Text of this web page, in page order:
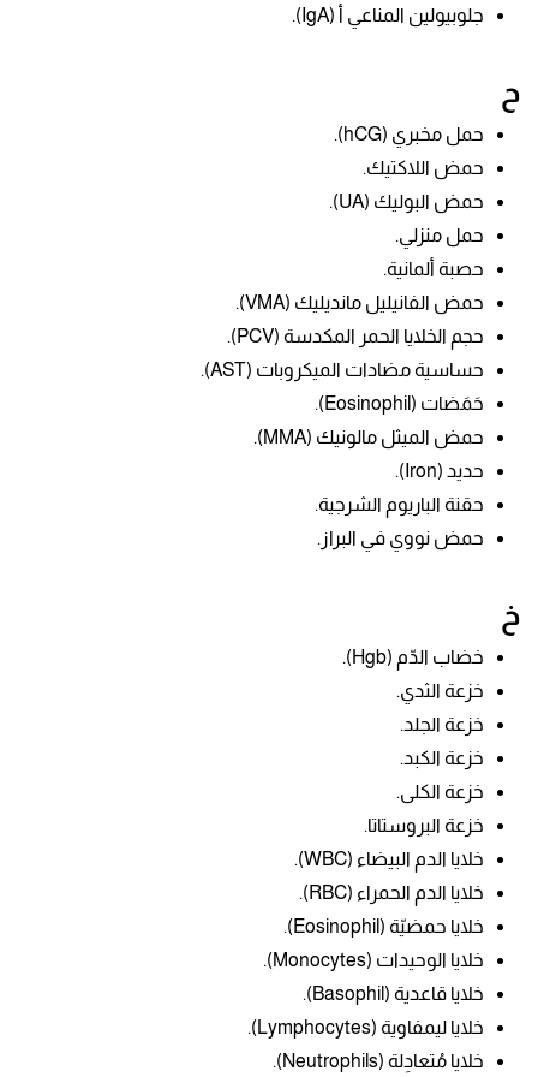
جلوبيولين المناعي أ (IgA).
ح
حمل مخبري (hCG).
حمض اللاكتيك.
حمض البوليك (UA).
حمل منزلي.
حصبة ألمانية.
حمض الفانيليل مانديليك (VMA).
حجم الخلايا الحمر المكدسة (PCV).
حساسية مضادات الميكروبات (AST).
حَمَضات (Eosinophil).
حمض الميثل مالونيك (MMA).
حديد (Iron).
حقنة الباريوم الشرجية.
حمض نووي في البراز.
خ
خضاب الدّم (Hgb).
خزعة الثدي.
خزعة الجلد.
خزعة الكبد.
خزعة الكلى.
خزعة البروستاتا.
خلايا الدم البيضاء (WBC).
خلايا الدم الحمراء (RBC).
خلايا حمضيّة (Eosinophil).
خلايا الوحيدات (Monocytes).
خلايا قاعدية (Basophil).
خلايا ليمفاوية (Lymphocytes).
خلايا مُتعادِلة (Neutrophils).